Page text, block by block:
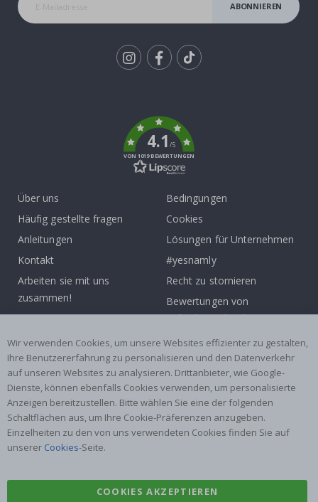
ABONNIEREN
4.1/5
VON 1019 BEWERTUNGEN
Über uns
Häufig gestellte fragen
Anleitungen
Kontakt
Arbeiten sie mit uns
zusammen!
Inspiration
Bedingungen
Cookies
Lösungen für Unternehmen
#yesnamly
Recht zu stornieren
Bewertungen von
zufriedenen kunden
Beliebte Kategorien
Namensaufkleber
Wandtattoos
Fliesenaufkleber
Poster
Aufkleber
Klebefolie
Wir verwenden Cookies, um unsere Websites effizienter zu gestalten,
Ihre Benutzererfahrung zu personalisieren und den Datenverkehr
auf unseren Websites zu analysieren. Drittanbieter, wie Google-
Dienste, können ebenfalls Cookies verwenden, um personalisierte
Anzeigen bereitzustellen. Bitte wählen Sie eine der folgenden
Schaltflächen aus, um Ihre Cookie-Präferenzen anzugeben.
Einzelheiten zu den von uns verwendeten Cookies finden Sie auf
unserer Cookies-Seite.
COOKIES AKZEPTIEREN